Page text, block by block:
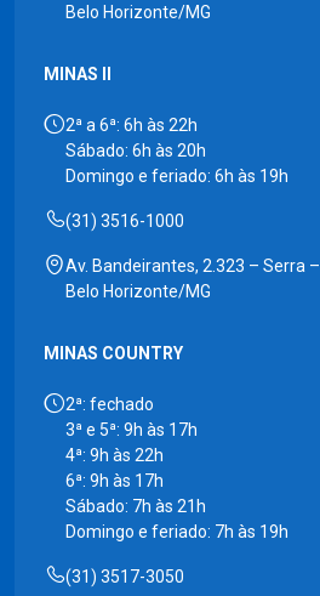
Belo Horizonte/MG
MINAS II
2ª a 6ª: 6h às 22h
Sábado: 6h às 20h
Domingo e feriado: 6h às 19h
(31) 3516-1000
Av. Bandeirantes, 2.323 – Serra –
Belo Horizonte/MG
MINAS COUNTRY
2ª: fechado
3ª e 5ª: 9h às 17h
4ª: 9h às 22h
6ª: 9h às 17h
Sábado: 7h às 21h
Domingo e feriado: 7h às 19h
(31) 3517-3050